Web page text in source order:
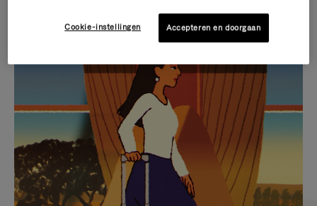
IS
NIET
GEPAUZEERD,
DRUK
OP
OM
GELUID
VAN
DE
VIDEO
IS
UITGESCHAKELD.
SELECTIE VAN GESCHENKEN
Ontdek de perfecte metgezel
voor elke reis
Cookie-instellingen Accepteren en doorgaan